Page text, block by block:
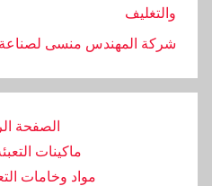
والتغليف
‏شركة المهندس منسى لصناعة
الصفحة
ماكينات
مواد وخامات